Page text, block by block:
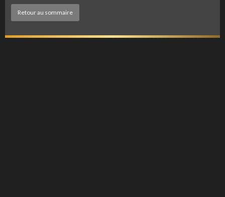
Retour au sommaire